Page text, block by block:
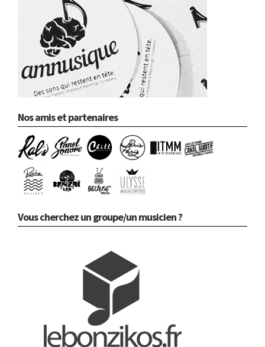
Nos amis et partenaires
Vous cherchez un groupe/un musicien ?